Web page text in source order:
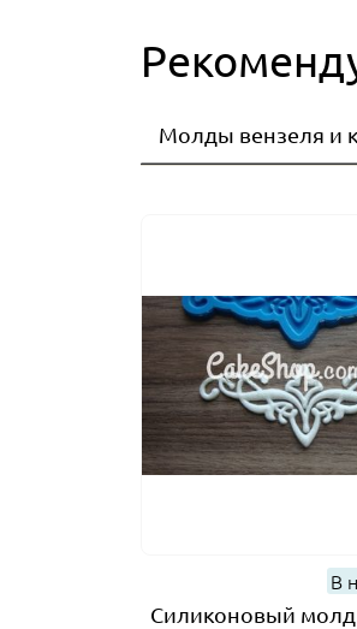
Молды вензеля и
В
Силиконовый молд